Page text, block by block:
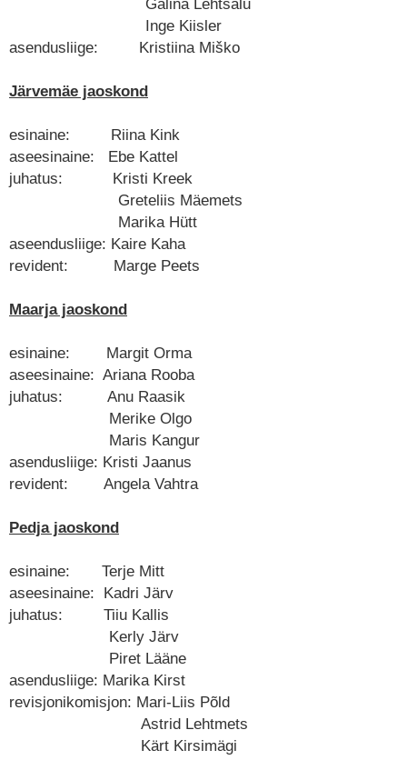
Välb Katrin Luhamäe Kätlin Ridal
asendusliige: Nele Tõnissoo revident:
Külli Vikat Mariana
Jõgeva ringkond
Galina Lehtsalu
Inge Kiisler
asendusliige: Kristiina Miško
Järvemäe jaoskond
esinaine: Riina Kink
aseesinaine: Ebe Kattel
juhatus: Kristi Kreek
Greteliis Mäemets
Marika Hütt
aseendusliige: Kaire Kaha
revident: Marge Peets
Maarja jaoskond
esinaine: Margit Orma
aseesinaine: Ariana Rooba
juhatus: Anu Raasik
Merike Olgo
Maris Kangur
asendusliige: Kristi Jaanus
revident: Angela Vahtra
Pedja jaoskond
esinaine: Terje Mitt
aseesinaine: Kadri Järv
juhatus: Tiiu Kallis
Kerly Järv
Piret Lääne
asendusliige: Marika Kirst
revisjonikomisjon: Mari-Liis Põld
Astrid Lehtmets
Kärt Kirsimägi